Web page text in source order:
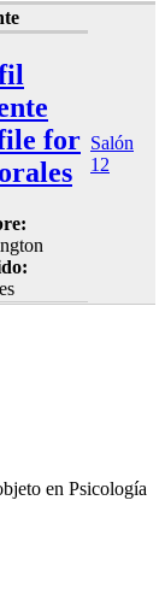
for Salón
12
en Psicología